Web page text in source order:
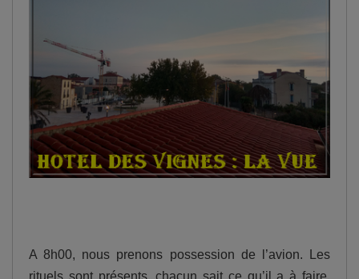
A 8h00, nous prenons possession de l’avion. Les